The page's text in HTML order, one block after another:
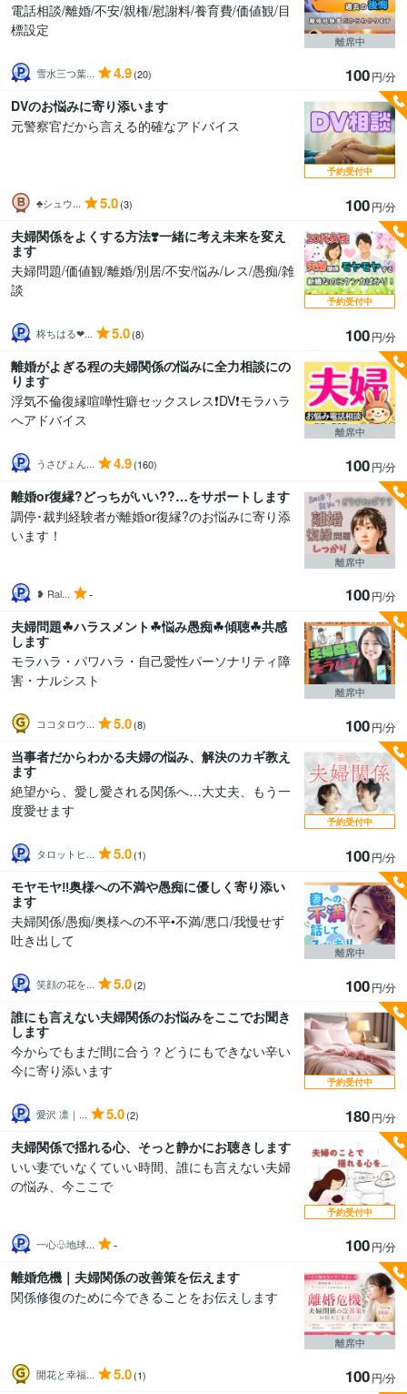
電話相談/離婚/不安/親権/慰謝料/養育費/価値観/目
標設定
雪水三つ葉... 4.9(20) 100円/分
離席中
DVのお悩みに寄り添います
元警察官だから言える的確なアドバイス
♣︎シュウ... 5.0(3) 100円/分
予約受付中
夫婦関係をよくする方法❣️一緒に考え未来を変え
ます
夫婦問題/価値観/離婚/別居/不安/悩み/レス/愚痴/雑
談
柊ちはる❤... 5.0(8) 100円/分
予約受付中
離婚がよぎる程の夫婦関係の悩みに全力相談にの
ります
浮気不倫復縁喧嘩性癖セックスレス❗DV❗モラハラ
へアドバイス
うさぴょん... 4.9(160) 100円/分
離席中
離婚or復縁?どっちがいい??…をサポートします
調停･裁判経験者が離婚or復縁?のお悩みに寄り添
います！
❥ Ral... - 100円/分
離席中
夫婦問題☘ハラスメント☘悩み愚痴☘傾聴☘共感
します
モラハラ・パワハラ・自己愛性パーソナリティ障
害・ナルシスト
ココタロウ... 5.0(8) 100円/分
離席中
当事者だからわかる夫婦の悩み、解決のカギ教え
ます
絶望から、愛し愛される関係へ…大丈夫、もう一
度愛せます
タロットヒ... 5.0(1) 100円/分
予約受付中
モヤモヤ‼︎奥様への不満や愚痴に優しく寄り添い
ます
夫婦関係/愚痴/奥様への不平•不満/悪口/我慢せず
吐き出して
笑顔の花を... 5.0(2) 100円/分
離席中
誰にも言えない夫婦関係のお悩みをここでお聞き
します
今からでもまだ間に合う？どうにもできない辛い
今に寄り添います
愛沢 凛｜... 5.0(2) 180円/分
予約受付中
夫婦関係で揺れる心、そっと静かにお聴きします
いい妻でいなくていい時間、誰にも言えない夫婦
の悩み、今ここで
一心♧地球... - 100円/分
予約受付中
離婚危機｜夫婦関係の改善策を伝えます
関係修復のために今できることをお伝えします
開花と幸福... 5.0(1) 100円/分
離席中